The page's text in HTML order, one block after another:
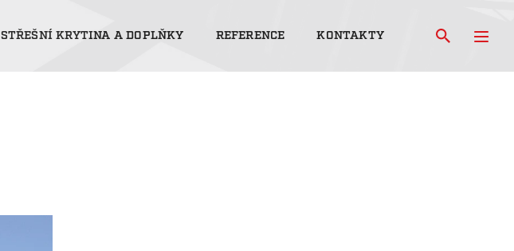
STŘEŠNÍ KRYTINA A DOPLŇKY REFERENCE KONTAKTY